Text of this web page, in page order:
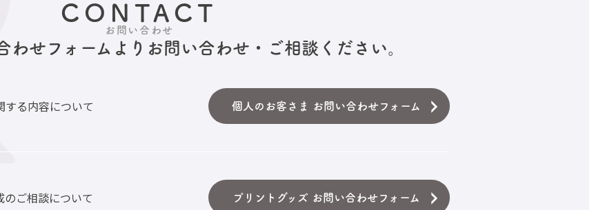
CONTACT
お問い合わせ
わせフォームより お問い合わせ・ご相談ください。
する内容について 個人のお客さま お問い合わせフォーム
ご相談について プリントグッズ お問い合わせフォーム